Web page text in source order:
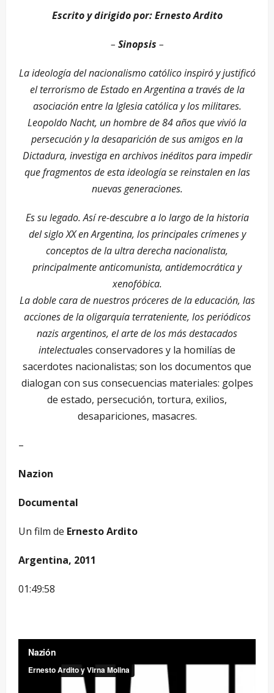
Escrito y dirigido por: Ernesto Ardito
– Sinopsis –
La ideología del nacionalismo católico inspiró y justificó
el terrorismo de Estado en Argentina a través de la
asociación entre la Iglesia católica y los militares.
Leopoldo Nacht, un hombre de 84 años que vivió la
persecución y la desaparición de sus amigos en la
Dictadura, investiga en archivos inéditos para impedir
que fragmentos de esta ideología se reinstalen en las
nuevas generaciones.
Es su legado. Así re-descubre a lo largo de la historia
del siglo XX en Argentina, los principales crímenes y
conceptos de la ultra derecha nacionalista,
principalmente anticomunista, antidemocrática y
xenofóbica.
La doble cara de nuestros próceres de la educación, las
acciones de la oligarquía terrateniente, los periódicos
nazis argentinos, el arte de los más destacados
intelectuales conservadores y la homilías de
sacerdotes nacionalistas; son los documentos que
dialogan con sus consecuencias materiales: golpes
de estado, persecución, tortura, exilios,
desapariciones, masacres.
–
Nazion
Documental
Un film de Ernesto Ardito
Argentina, 2011
01:49:58